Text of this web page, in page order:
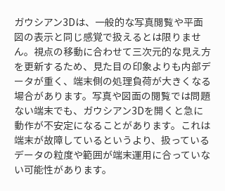
ガウシアン3Dは、一般的な写真閲覧や平面
図の表示と同じ感覚で扱えるとは限りませ
ん。視点の移動に合わせて三次元的な見え方
を更新するため、見た目の印象よりも内部デ
ータが重く、端末側の処理負荷が大きくなる
場合があります。写真や図面の閲覧では問題
ない端末でも、ガウシアン3Dを開くと急に
動作が不安定になることがあります。これは
端末が故障しているというより、扱っている
データの粒度や範囲が端末運用に合っていな
い可能性があります。